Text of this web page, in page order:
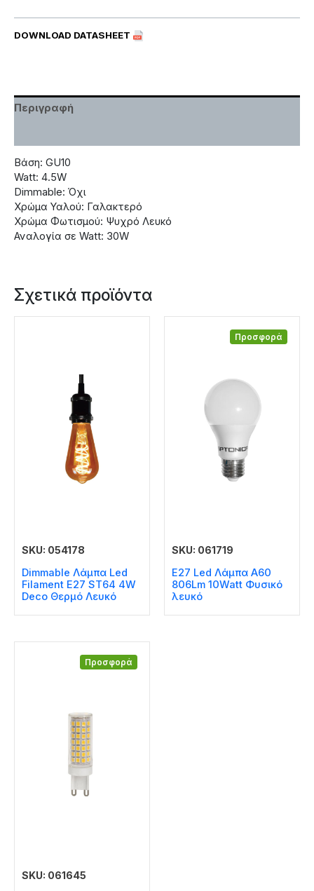
DOWNLOAD DATASHEET
Περιγραφή
Βάση: GU10
Watt: 4.5W
Dimmable: Όχι
Χρώμα Υαλού: Γαλακτερό
Χρώμα Φωτισμού: Ψυχρό Λευκό
Αναλογία σε Watt: 30W
Σχετικά προϊόντα
SKU: 054178
Dimmable Λάμπα Led
Filament E27 ST64 4W
Deco Θερμό Λευκό
Προσφορά
SKU: 061719
E27 Led Λάμπα A60
806Lm 10Watt Φυσικό
λευκό
Προσφορά
SKU: 061645